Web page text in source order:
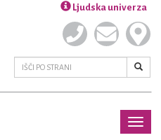
Ljudska univerza